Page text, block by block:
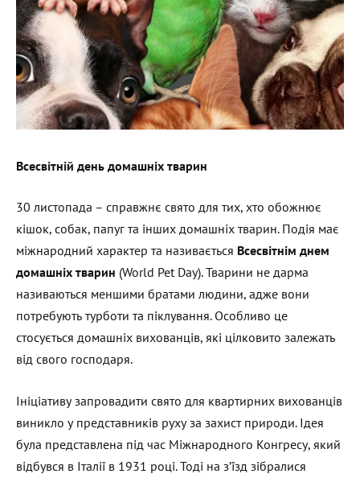
Всесвітній день домашніх тварин
30 листопада – справжнє свято для тих, хто обожнює
кішок, собак, папуг та інших домашніх тварин. Подія має
міжнародний характер та називається Всесвітнім днем
домашніх тварин (World Pet Day). Тварини не дарма
називаються меншими братами людини, адже вони
потребують турботи та піклування. Особливо це
стосується домашніх вихованців, які цілковито залежать
від свого господаря.
Ініціативу запровадити свято для квартирних вихованців
виникло у представників руху за захист природи. Ідея
була представлена під час Міжнародного Конгресу, який
відбувся в Італії в 1931 році. Тоді на з’їзд зібралися